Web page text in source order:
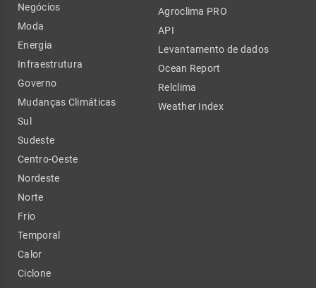
Negócios
Moda
Energia
Infraestrutura
Governo
Mudanças Climáticas
Sul
Sudeste
Centro-Oeste
Nordeste
Norte
Frio
Temporal
Calor
Ciclone
Agroclima PRO
API
Levantamento de dados
Ocean Report
Relclima
Weather Index